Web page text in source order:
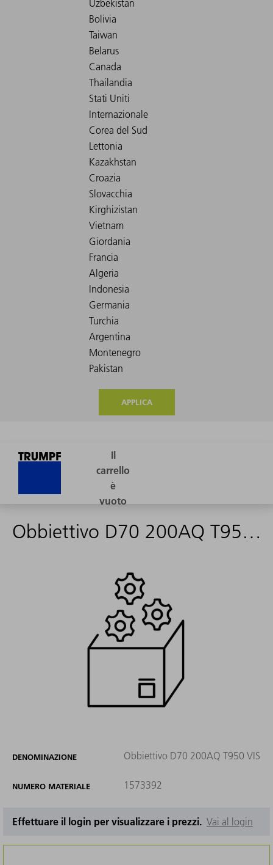
APPLICA
Obbiettivo D70 200AQ T950 VIS
DENOMINAZIONE Obbiettivo D70 200AQ T950 VIS
NUMERO MATERIALE 1573392
Effettuare il login per visualizzare i prezzi. Vai al login